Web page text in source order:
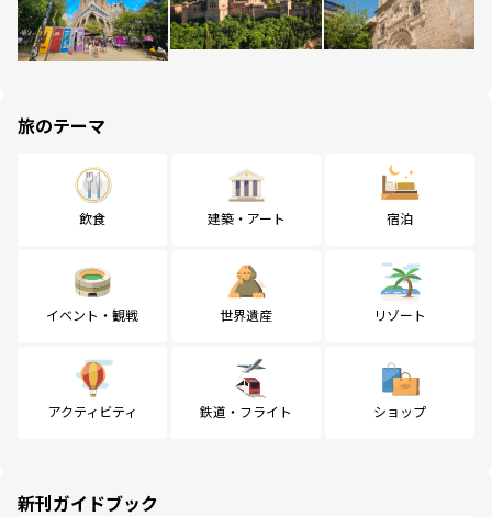
旅のテーマ
飲食 建築・アート 宿泊
イベント・観戦 世界遺産 リゾート
アクティビティ 鉄道・フライト ショップ
新刊ガイドブック